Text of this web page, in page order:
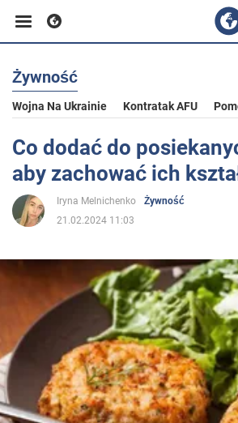
Biznes
Sport
Rozrywka
Polityka
Społeczeństwo
Wojna na Ukrainie
Żywność
Wojna Na Ukrainie Kontratak AFU
Co dodać do
aby zachować ich
Iryna Melnichenko
Żywność
21.02.2024 11:03